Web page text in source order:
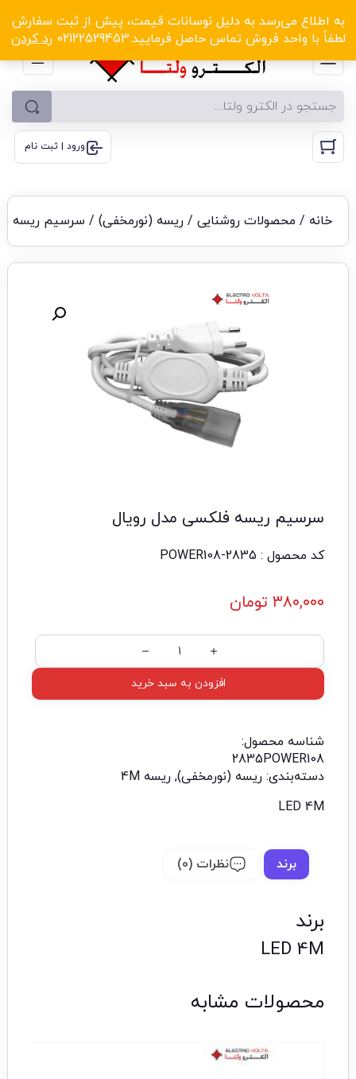
به اطلاع می‌رسد به دلیل نوسانات قیمت، پیش از ثبت سفارش
لطفاً با واحد فروش تماس حاصل فرمایید.02122529453
رد کردن
الکترو ولتا با تخفیف‌های شگفت‌انگیز! کلیک کنید
ورود | ثبت نام
خانه / محصولات روشنایی/ ریسه (نورمخفی)/ سرسیم ریسه
سرسیم ریسه فلکسی مدل رویال
کد محصول : POWER108-2835
۳۸۰,۰۰۰ تومان
افزودن به سبد خرید
شناسه محصول:
2835POWER108
دسته‌بندی: ریسه (نورمخفی), ریسه 4M
LED 4M
برند نظرات (0)
برند
LED 4M
محصولات مشابه